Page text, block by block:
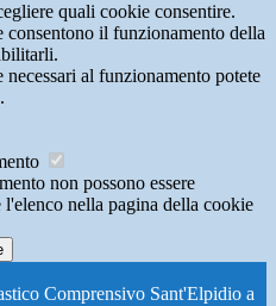
quali cookie consentire.
consentono il funzionamento della
al funzionamento potete
.
non possono essere
nella pagina della cookie
Comprensivo Sant'Elpidio a